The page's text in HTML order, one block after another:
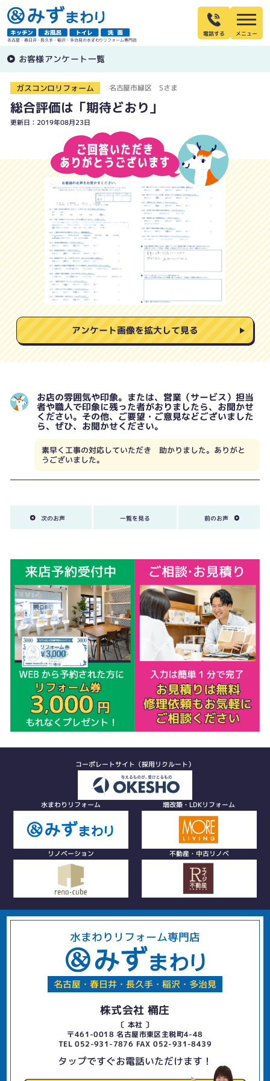
名古屋・春日井・長久手・稲沢・多治見の水まわりリフォーム専門店
電話する
お客様アンケート一覧
ガスコンロリフォーム 名古屋市緑区 Sさま
総合評価は「期待どおり」
更新日：2019年08月23日
アンケート画像を拡大して見る
お店の雰囲気や印象。または、営業（サービス）担当
者や職人で印象に残った者がおりましたら、お聞かせ
ください。その他、ご要望・ご意見などございました
ら、ぜひ、お聞かせください。
素早く工事の対応していただき 助かりました。ありがと
うございました。
次のお声 一覧を見る 前のお声
コーポレートサイト（採用リクルート）
水まわりリフォーム 増改築・LDKリフォーム
リノベーション 不動産・中古リノベ
水まわりリフォーム専門店
名古屋・春日井・長久手・稲沢・多治見
株式会社 桶庄
〔 本社 〕
〒461-0018 名古屋市東区主税町4-48
TEL 052-931-7876 FAX 052-931-8439
タップですぐお電話いただけます！